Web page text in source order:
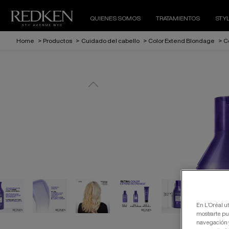
QUIENES SOMOS TRATAMIENTOS
Home > Productos > Cuidado del cabello > Color Extend Blondage >
En L’Oréal
mostrarte
navegación